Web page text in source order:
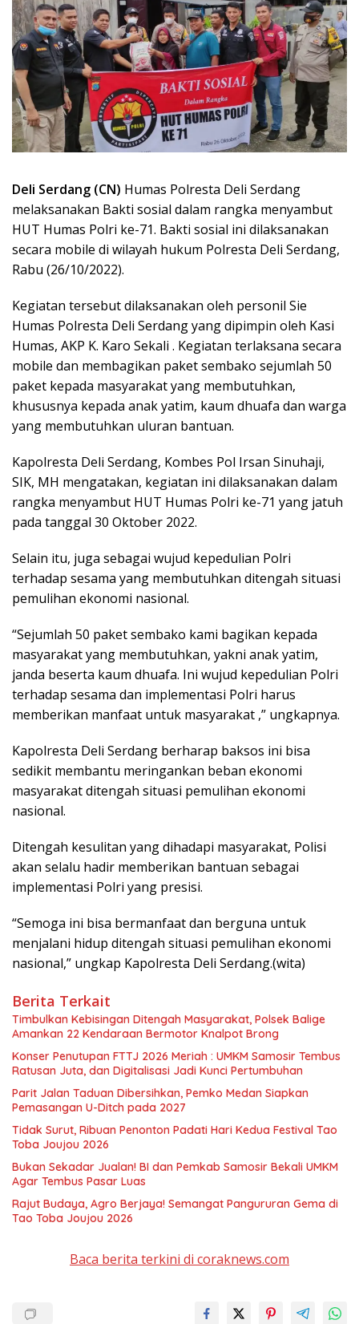
Deli Serdang (CN) Humas Polresta Deli Serdang
melaksanakan Bakti sosial dalam rangka menyambut
HUT Humas Polri ke-71. Bakti sosial ini dilaksanakan
secara mobile di wilayah hukum Polresta Deli Serdang,
Rabu (26/10/2022).
Kegiatan tersebut dilaksanakan oleh personil Sie
Humas Polresta Deli Serdang yang dipimpin oleh Kasi
Humas, AKP K. Karo Sekali . Kegiatan terlaksana secara
mobile dan membagikan paket sembako sejumlah 50
paket kepada masyarakat yang membutuhkan,
khususnya kepada anak yatim, kaum dhuafa dan warga
yang membutuhkan uluran bantuan.
Kapolresta Deli Serdang, Kombes Pol Irsan Sinuhaji,
SIK, MH mengatakan, kegiatan ini dilaksanakan dalam
rangka menyambut HUT Humas Polri ke-71 yang jatuh
pada tanggal 30 Oktober 2022.
Selain itu, juga sebagai wujud kepedulian Polri
terhadap sesama yang membutuhkan ditengah situasi
pemulihan ekonomi nasional.
“Sejumlah 50 paket sembako kami bagikan kepada
masyarakat yang membutuhkan, yakni anak yatim,
janda beserta kaum dhuafa. Ini wujud kepedulian Polri
terhadap sesama dan implementasi Polri harus
memberikan manfaat untuk masyarakat ,” ungkapnya.
Kapolresta Deli Serdang berharap baksos ini bisa
sedikit membantu meringankan beban ekonomi
masyarakat ditengah situasi pemulihan ekonomi
nasional.
Ditengah kesulitan yang dihadapi masyarakat, Polisi
akan selalu hadir memberikan bantuan sebagai
implementasi Polri yang presisi.
“Semoga ini bisa bermanfaat dan berguna untuk
menjalani hidup ditengah situasi pemulihan ekonomi
nasional,” ungkap Kapolresta Deli Serdang.(wita)
Berita Terkait
Timbulkan Kebisingan Ditengah Masyarakat, Polsek Balige
Amankan 22 Kendaraan Bermotor Knalpot Brong
Konser Penutupan FTTJ 2026 Meriah : UMKM Samosir Tembus
Ratusan Juta, dan Digitalisasi Jadi Kunci Pertumbuhan
Parit Jalan Taduan Dibersihkan, Pemko Medan Siapkan
Pemasangan U-Ditch pada 2027
Tidak Surut, Ribuan Penonton Padati Hari Kedua Festival Tao
Toba Joujou 2026
Bukan Sekadar Jualan! BI dan Pemkab Samosir Bekali UMKM
Agar Tembus Pasar Luas
Rajut Budaya, Agro Berjaya! Semangat Pangururan Gema di
Tao Toba Joujou 2026
Baca berita terkini di coraknews.com